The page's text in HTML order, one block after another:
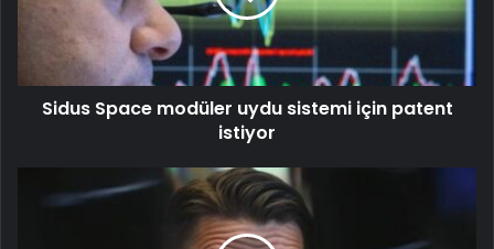
Sidus Space modüler uydu sistemi için patent
istiyor